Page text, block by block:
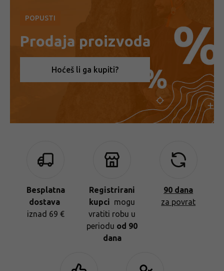
POPUSTI
Prodaja proizvoda
Hoćeš li ga kupiti?
Besplatna
dostava
iznad 69 €
Registrirani
kupci mogu
vratiti robu u
periodu od 90
dana
90 dana
za povrat